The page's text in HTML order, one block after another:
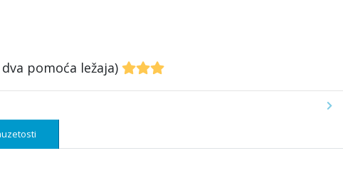
pomoća ležaja)
Next